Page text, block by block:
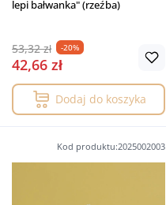
lepi bałwanka" (rzeźba)
53,32 zł -20%
42,66 zł
Dodaj do koszyka
Kod produktu:2025002003